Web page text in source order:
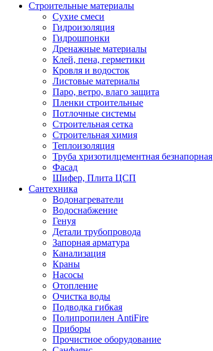
Строительные материалы
Сухие смеси
Гидроизоляция
Гидрошпонки
Дренажные материалы
Клей, пена, герметики
Кровля и водосток
Листовые материалы
Паро, ветро, влаго защита
Пленки строительные
Потлочные системы
Строительная сетка
Строительная химия
Теплоизоляция
Труба хризотилцементная безнапорная
Фасад
Шифер, Плита ЦСП
Сантехника
Водонагреватели
Водоснабжение
Генуя
Детали трубопровода
Запорная арматура
Канализация
Краны
Насосы
Отопление
Очистка воды
Подводка гибкая
Полипропилен AntiFire
Приборы
Прочистное оборудование